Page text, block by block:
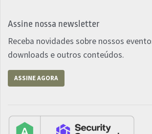
Assine nossa newsletter
Receba novidades sobre nossos
downloads e outros conteúdos.
ASSINE AGORA